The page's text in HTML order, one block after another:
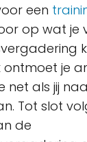
een
op wat je
ontmoet je
net als jij
Tot slot
de